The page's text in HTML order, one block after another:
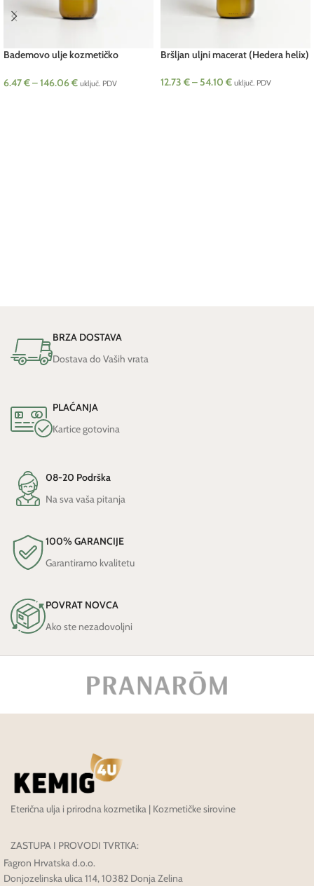
Bademovo ulje kozmetičko
6.47€–146.06€ uključ. PDV
Bršljan uljni macerat (Hedera helix)
12.73 €– 54.10 € uključ. PDV
BRZA DOSTAVA
Dostava do Vaših vrata
PLAĆANJA
Kartice gotovina
08-20 Podrška
Na sva vaša pitanja
100% GARANCIJE
Garantiramo kvalitetu
POVRAT NOVCA
Ako ste nezadovoljni
Eterična ulja i prirodna kozmetika | Kozmetičke sirovine
ZASTUPA I PROVODI TVRTKA:
Fagron Hrvatska d.o.o.
Donjozelinska ulica 114, 10382 Donja Zelina